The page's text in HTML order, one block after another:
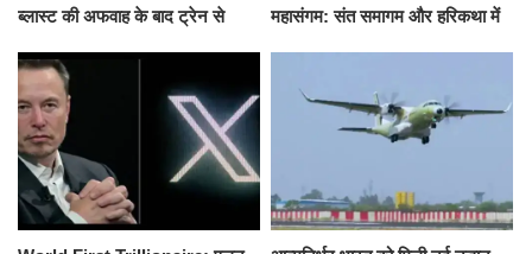
ब्लास्ट की अफवाह के बाद ट्रेन से
रौंदा, 4 की मौत
महासंगम: संत समागम और हरिकथा में